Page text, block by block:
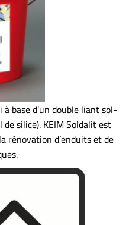
base d’un double liant sol-
silice). KEIM Soldalit est
rénovation d’enduits et de